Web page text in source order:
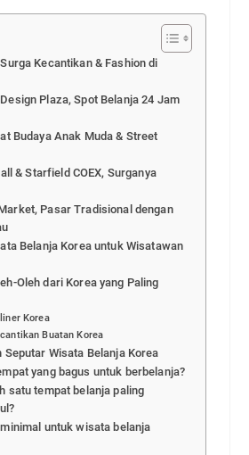
Kecantikan & Fashion di
Plaza, Spot Belanja 24 Jam
Budaya Anak Muda & Street
& Starfield COEX, Surganya
Pasar Tradisional dengan
Belanja Korea untuk Wisatawan
Oleh dari Korea yang Paling
Korea
Buatan Korea
Seputar Wisata Belanja Korea
yang bagus untuk berbelanja?
satu tempat belanja paling
untuk wisata belanja